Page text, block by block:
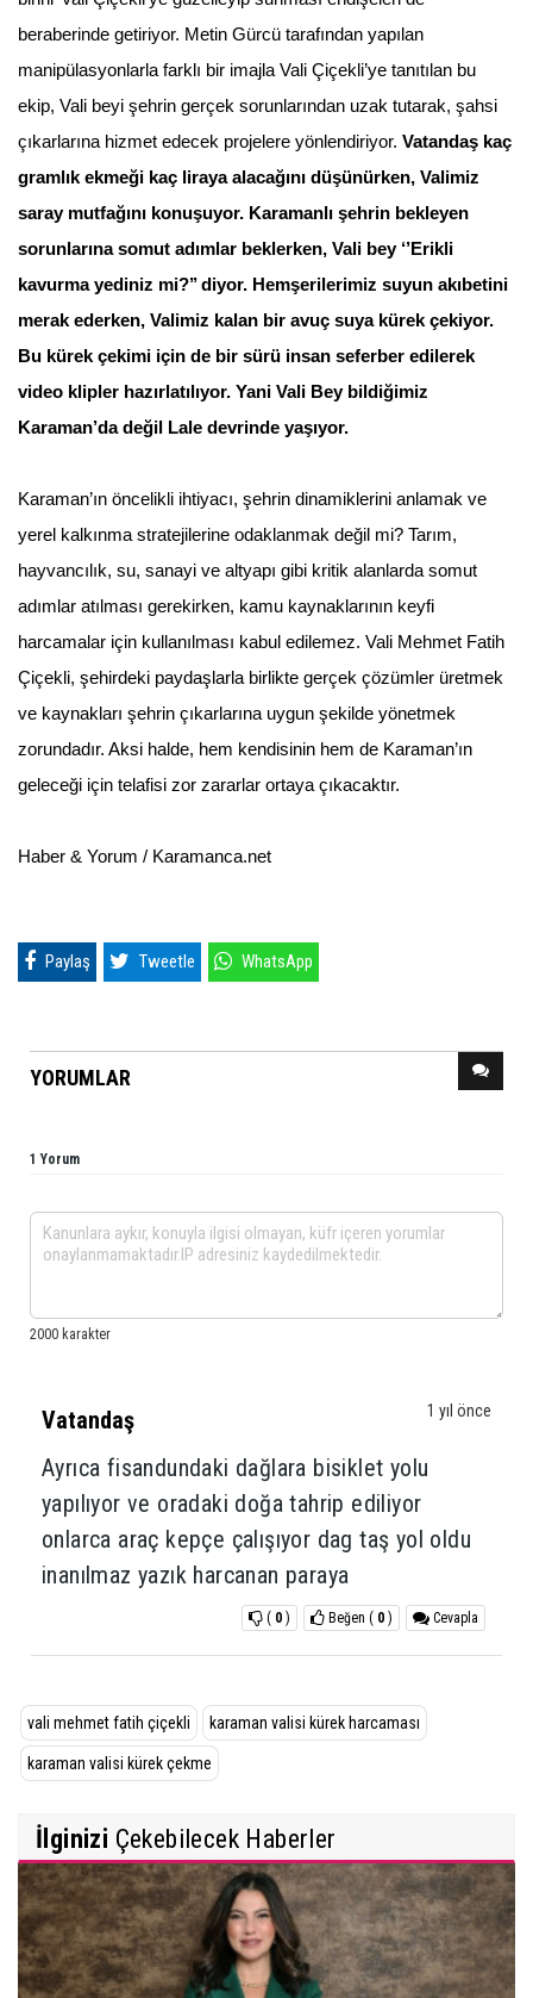
beraberinde getiriyor. Metin Gürcü tarafından yapılan
manipülasyonlarla farklı bir imajla Vali Çiçekli’ye tanıtılan bu
ekip, Vali beyi şehrin gerçek sorunlarından uzak tutarak, şahsi
çıkarlarına hizmet edecek projelere yönlendiriyor. Vatandaş kaç
gramlık ekmeği kaç liraya alacağını düşünürken, Valimiz
saray mutfağını konuşuyor. Karamanlı şehrin bekleyen
sorunlarına somut adımlar beklerken, Vali bey ‘’Erikli
kavurma yediniz mi?’’ diyor. Hemşerilerimiz suyun akıbetini
merak ederken, Valimiz kalan bir avuç suya kürek çekiyor.
Bu kürek çekimi için de bir sürü insan seferber edilerek
video klipler hazırlatılıyor. Yani Vali Bey bildiğimiz
Karaman’da değil Lale devrinde yaşıyor.
Karaman’ın öncelikli ihtiyacı, şehrin dinamiklerini anlamak ve
yerel kalkınma stratejilerine odaklanmak değil mi? Tarım,
hayvancılık, su, sanayi ve altyapı gibi kritik alanlarda somut
adımlar atılması gerekirken, kamu kaynaklarının keyfi
harcamalar için kullanılması kabul edilemez. Vali Mehmet Fatih
Çiçekli, şehirdeki paydaşlarla birlikte gerçek çözümler üretmek
ve kaynakları şehrin çıkarlarına uygun şekilde yönetmek
zorundadır. Aksi halde, hem kendisinin hem de Karaman’ın
geleceği için telafisi zor zararlar ortaya çıkacaktır.
Haber & Yorum / Karamanca.net
Paylaş Tweetle WhatsApp
YORUMLAR
1 Yorum
Vatandaş 1 yıl önce
Ayrıca fisandundaki dağlara bisiklet yolu
yapılıyor ve oradaki doğa tahrip ediliyor
onlarca araç kepçe çalışıyor dag taş yol oldu
inanılmaz yazık harcanan paraya
Cevapla
Beğen ( 0 )
( 0 )
vali mehmet fatih çiçekli karaman valisi kürek harcaması
karaman valisi kürek çekme
İlginizi Çekebilecek Haberler